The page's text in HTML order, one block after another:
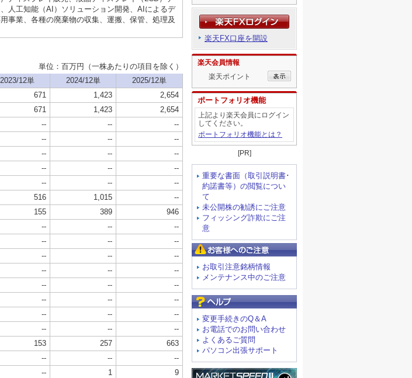
楽天FX口座を開設
楽天会員情報
楽天ポイント
ポートフォリオ機能
上記より楽天会員にログイン
してください。
ポートフォリオ機能とは？
[PR]
重要な書面（取引説明書･
約諾書等）の閲覧につい
て
未公開株の勧誘にご注意
フィッシング詐欺にご注
意
お取引注意銘柄情報
メンテナンス中のご注意
変更手続きのQ＆A
お電話でのお問い合わせ
よくあるご質問
パソコン出張サポート